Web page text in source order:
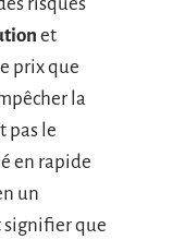
et
prix que
la
pas le
en rapide
un
signifier que